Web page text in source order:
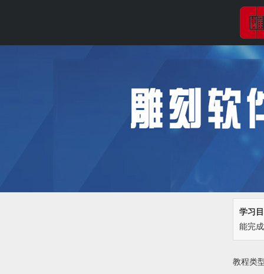
学习
能完
教程类